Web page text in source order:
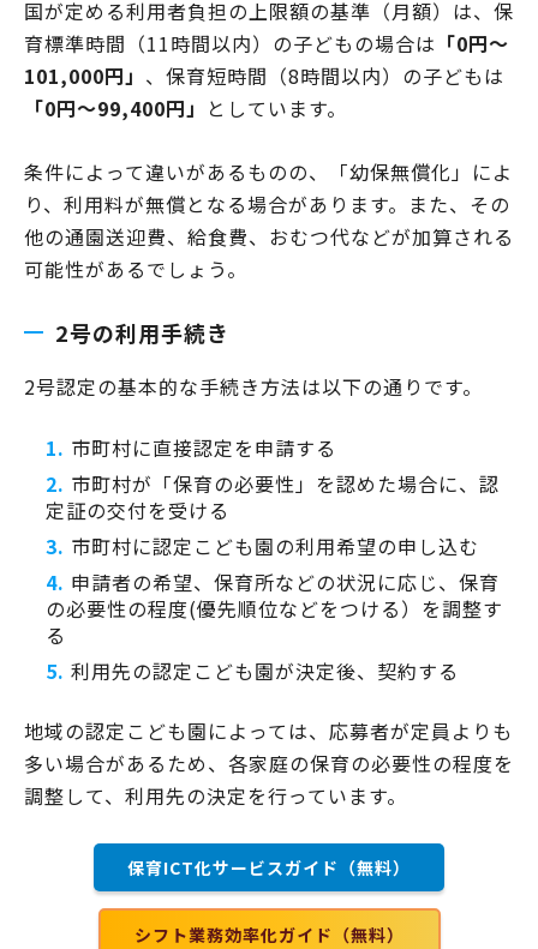
国が定める利用者負担の上限額の基準（月額）は、保
育標準時間（11時間以内）の子どもの場合は 「0円～
101,000円」 、保育短時間（8時間以内）の子どもは
「0円～99,400円」 としています。
条件によって違いがあるものの、「幼保無償化」によ
り、利用料が無償となる場合があります。また、その
他の通園送迎費、給食費、おむつ代などが加算される
可能性があるでしょう。
2号の利用手続き
2号認定の基本的な手続き方法は以下の通りです。
市町村に直接認定を申請する
市町村が「保育の必要性」を認めた場合に、認
定証の交付を受ける
市町村に認定こども園の利用希望の申し込む
申請者の希望、保育所などの状況に応じ、保育
の必要性の程度(優先順位などをつける）を調整す
る
利用先の認定こども園が決定後、契約する
地域の認定こども園によっては、応募者が定員よりも
多い場合があるため、各家庭の保育の必要性の程度を
調整して、利用先の決定を行っています。
保育ICT化サービスガイド（無料）
シフト業務効率化ガイド（無料）